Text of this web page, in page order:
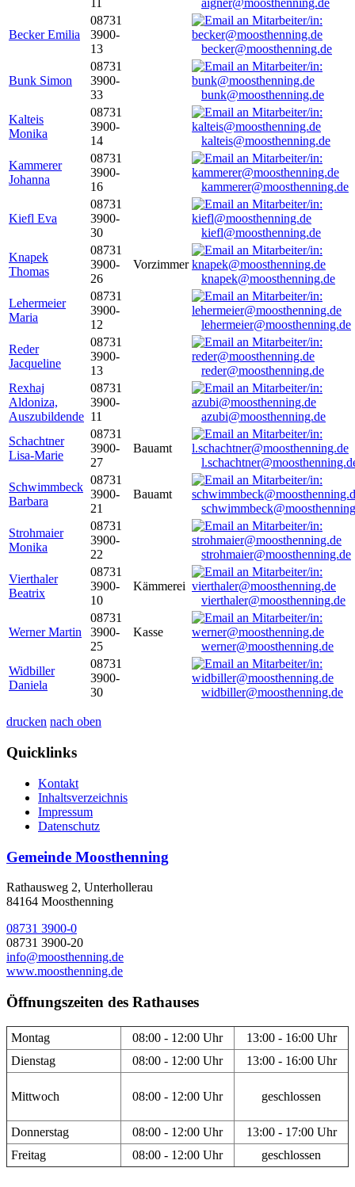
aigner@moosthenning.de
Becker Emilia
08731
3900-
13
becker@moosthenning.de
Bunk Simon
08731
3900-
33
bunk@moosthenning.de
Kalteis
Monika
08731
3900-
14
kalteis@moosthenning.de
Kammerer
Johanna
08731
3900-
16
kammerer@moosthenning.de
Kiefl Eva
08731
3900-
30
kiefl@moosthenning.de
Knapek
Thomas
08731
3900-
26
Vorzimmer
knapek@moosthenning.de
Lehermeier
Maria
08731
3900-
12
lehermeier@moosthenning.de
Reder
Jacqueline
08731
3900-
13
reder@moosthenning.de
Rexhaj
Aldoniza,
Auszubildende
08731
3900-
11
azubi@moosthenning.de
Schachtner
Lisa-Marie
08731
3900-
27
Bauamt
Schwimmbeck
Barbara
08731
3900-
21
Bauamt
Strohmaier
Monika
08731
3900-
22
strohmaier@moosthenning.de
Vierthaler
Beatrix
08731
3900-
10
Kämmerei
vierthaler@moosthenning.de
Werner Martin
08731
3900-
25
Kasse
werner@moosthenning.de
Widbiller
Daniela
08731
3900-
30
widbiller@moosthenning.de
drucken nach oben
Quicklinks
Kontakt
Inhaltsverzeichnis
Impressum
Datenschutz
Gemeinde Moosthenning
Rathausweg 2, Unterhollerau
84164 Moosthenning
08731 3900-0
08731 3900-20
info@moosthenning.de
www.moosthenning.de
Öffnungszeiten des Rathauses
Montag 08:00 - 12:00 Uhr
13:00 - 16:00 Uhr
Dienstag
08:00 - 12:00 Uhr 13:00 - 16:00 Uhr
Mittwoch 08:00 - 12:00 Uhr geschlossen
Donnerstag 08:00 - 12:00 Uhr
13:00 - 17:00 Uhr
Freitag
08:00 - 12:00 Uhr geschlossen